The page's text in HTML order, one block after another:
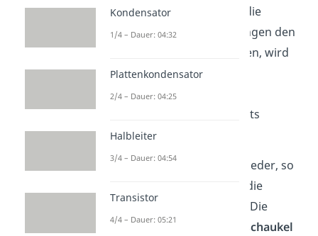
wirkt imMagnetfeld
nun die
Lorentzkraft,
da die Ladungen den
Stab nicht verlassen können, wird
dieLeiterschaukel
den Elektronen durch
die Lorentzkraft nach rechts
gedrückt.
Öffnest du den Schalter wieder, so
in die
Ausgangsposition zurück. Die
Richtung, in die die
Leiterschaukel
Kondensator
1/4 – Dauer: 04:32
Plattenkondensator
2/4 – Dauer: 04:25
Halbleiter
3/4 – Dauer: 04:54
Transistor
4/4 – Dauer: 05:21